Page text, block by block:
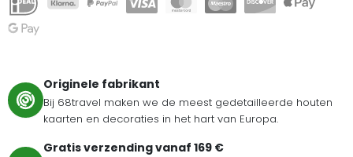
Originele fabrikant
Bij 68travel maken we de meest gedetailleerde houten
kaarten en decoraties in het hart van Europa.
Gratis verzending vanaf 169 €